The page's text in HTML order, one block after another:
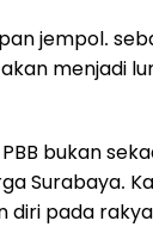
jempol.
menjadi
bukan
Surabaya.
diri pada